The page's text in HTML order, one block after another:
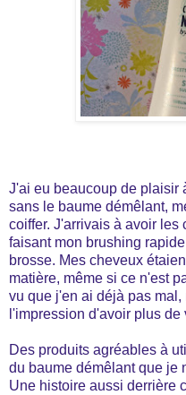
J'ai eu beaucoup de plaisir
sans le baume démêlant,
coiffer. J'arrivais à avoir
faisant mon brushing
brosse. Mes cheveux
matière, même si ce n'est
vu que j'en ai déjà pas
l'impression d'avoir plus de
Des produits agréables à
du baume démêlant que je
Une histoire aussi derrière